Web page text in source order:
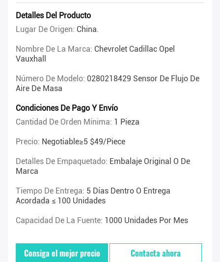
Detalles Del Producto
Lugar De Origen: China.
Nombre De La Marca: Chevrolet Cadillac Opel
Vauxhall
Número De Modelo: 0280218429 Sensor De Flujo De
Aire De Masa
Condiciones De Pago Y Envío
Cantidad De Orden Mínima: 1 Pieza
Precio: Negotiable≥5 $49/piece
Detalles De Empaquetado: Embalaje Original O De
Marca
Tiempo De Entrega: 5 Días Dentro O Entrega
Acordada ≤ 100 Unidades
Capacidad De La Fuente: 1000 Unidades Por Mes
Consiga el mejor precio Contacta ahora